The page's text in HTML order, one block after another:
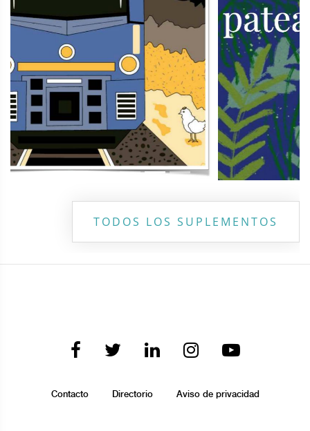
TODOS LOS SUPLEMENTOS
Contacto Directorio Aviso de privacidad